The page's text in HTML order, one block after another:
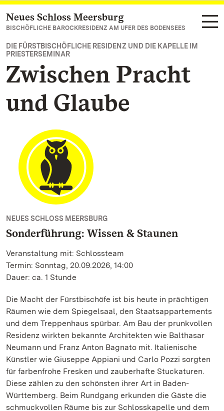
Zum Hauptinhalt springen
Neues Schloss Meersburg
BISCHÖFLICHE BAROCKRESIDENZ AM UFER DES BODENSEES
DIE FÜRSTBISCHÖFLICHE RESIDENZ UND DIE KAPELLE IM
PRIESTERSEMINAR
Zwischen Pracht
und Glaube
NEUES SCHLOSS MEERSBURG
Sonderführung: Wissen & Staunen
Veranstaltung mit: Schlossteam
Termin: Sonntag, 20.09.2026, 14:00
Dauer: ca. 1 Stunde
Die Macht der Fürstbischöfe ist bis heute in prächtigen
Räumen wie dem Spiegelsaal, den Staatsappartements
und dem Treppenhaus spürbar. Am Bau der prunkvollen
Residenz wirkten bekannte Architekten wie Balthasar
Neumann und Franz Anton Bagnato mit. Italienische
Künstler wie Giuseppe Appiani und Carlo Pozzi sorgten
für farbenfrohe Fresken und zauberhafte Stuckaturen.
Diese zählen zu den schönsten ihrer Art in Baden-
Württemberg. Beim Rundgang erkunden die Gäste die
schmuckvollen Räume bis zur Schlosskapelle und dem